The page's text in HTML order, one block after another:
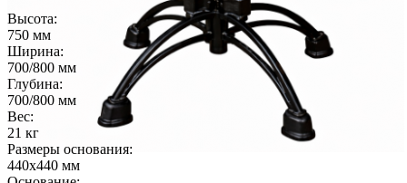
Высота:
750 мм
Ширина:
700/800 мм
Глубина:
700/800 мм
Вес:
21 кг
Размеры основания:
440х440 мм